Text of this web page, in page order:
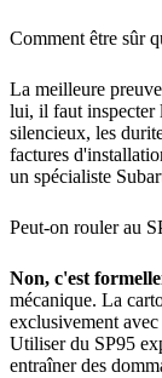
Comment être sûr
La meilleure
lui, il faut inspecter
silencieux, les
factures
un spécialiste
Peut-on rouler au
Non, c'est
mécanique. La
exclusivement
Utiliser du SP95
entraîner des